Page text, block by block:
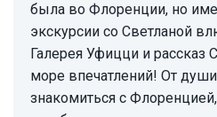
была во Флоренции, но
экскурсии со Светланой
Галерея Уфицци и рассказ
море впечатлений! От
знакомиться с